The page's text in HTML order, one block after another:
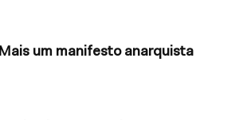
Mais um manifesto anarquista